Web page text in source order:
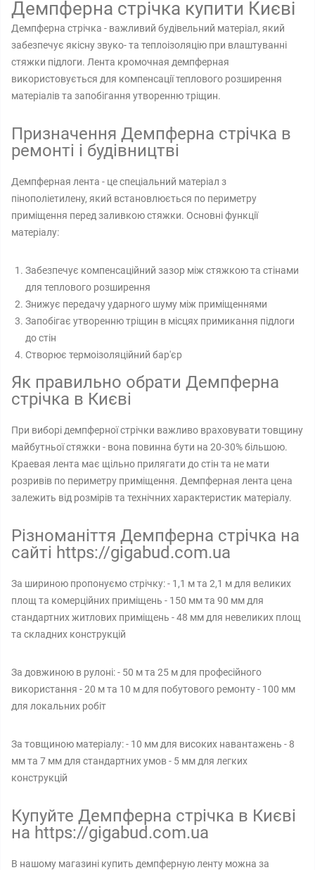
Демпферна стрічка купити Києві
Демпферна стрічка - важливий будівельний матеріал, який
забезпечує якісну звуко- та теплоізоляцію при влаштуванні
стяжки підлоги. Лента кромочная демпферная
використовується для компенсації теплового розширення
матеріалів та запобігання утворенню тріщин.
Призначення Демпферна стрічка в
ремонті і будівництві
Демпферная лента - це спеціальний матеріал з
пінополіетилену, який встановлюється по периметру
приміщення перед заливкою стяжки. Основні функції
матеріалу:
Забезпечує компенсаційний зазор між стяжкою та стінами
для теплового розширення
Знижує передачу ударного шуму між приміщеннями
Запобігає утворенню тріщин в місцях примикання підлоги
до стін
Створює термоізоляційний бар'єр
Як правильно обрати Демпферна
стрічка в Києві
При виборі демпферної стрічки важливо враховувати товщину
майбутньої стяжки - вона повинна бути на 20-30% більшою.
Краевая лента має щільно прилягати до стін та не мати
розривів по периметру приміщення. Демпферная лента цена
залежить від розмірів та технічних характеристик матеріалу.
Різноманіття Демпферна стрічка на
сайті https://gigabud.com.ua
За шириною пропонуємо стрічку: - 1,1 м та 2,1 м для великих
площ та комерційних приміщень - 150 мм та 90 мм для
стандартних житлових приміщень - 48 мм для невеликих площ
та складних конструкцій
За довжиною в рулоні: - 50 м та 25 м для професійного
використання - 20 м та 10 м для побутового ремонту - 100 мм
для локальних робіт
За товщиною матеріалу: - 10 мм для високих навантажень - 8
мм та 7 мм для стандартних умов - 5 мм для легких
конструкцій
Купуйте Демпферна стрічка в Києві
на https://gigabud.com.ua
В нашому магазині купить демпферную ленту можна за